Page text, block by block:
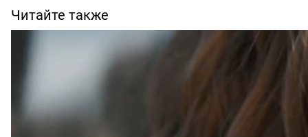
Читайте также